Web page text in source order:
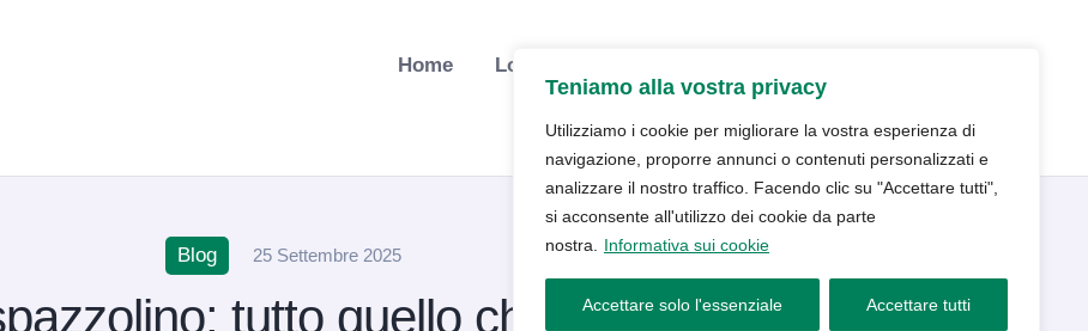
Teniamo alla vostra privacy
Utilizziamo i cookie per migliorare la vostra esperienza di
navigazione, proporre annunci o contenuti personalizzati e
analizzare il nostro traffico. Facendo clic su "Accettare tutti",
si acconsente all'utilizzo dei cookie da parte
nostra.
Informativa sui cookie
Accettare solo l'essenziale Accettare tutti
Home Lo Studio
Blog 25 Settembre 2025
tutto quello che devi sapere